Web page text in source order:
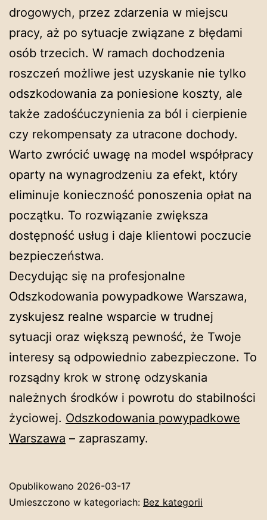
drogowych, przez zdarzenia w miejscu
pracy, aż po sytuacje związane z błędami
osób trzecich. W ramach dochodzenia
roszczeń możliwe jest uzyskanie nie tylko
odszkodowania za poniesione koszty, ale
także zadośćuczynienia za ból i cierpienie
czy rekompensaty za utracone dochody.
Warto zwrócić uwagę na model współpracy
oparty na wynagrodzeniu za efekt, który
eliminuje konieczność ponoszenia opłat na
początku. To rozwiązanie zwiększa
dostępność usług i daje klientowi poczucie
bezpieczeństwa.
Decydując się na profesjonalne
Odszkodowania powypadkowe Warszawa,
zyskujesz realne wsparcie w trudnej
sytuacji oraz większą pewność, że Twoje
interesy są odpowiednio zabezpieczone. To
rozsądny krok w stronę odzyskania
należnych środków i powrotu do stabilności
życiowej. Odszkodowania powypadkowe
Warszawa – zapraszamy.
Opublikowano 2026-03-17
Umieszczono w kategoriach: Bez kategorii